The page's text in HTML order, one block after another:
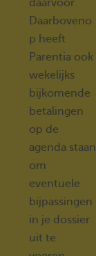
daarvoor.
Daarboveno
p heeft
Parentia ook
wekelijks
bijkomende
betalingen
op de
agenda staan
om
eventuele
bijpassingen
in je dossier
uit te